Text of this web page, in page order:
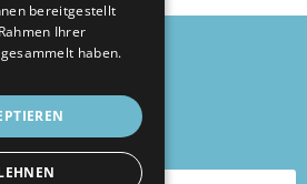
2026 Talia Bonn
Impressum
|Facebook
bereitgestellt
Ihrer
haben.